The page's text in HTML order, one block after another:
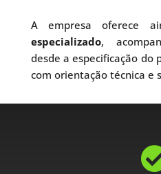
A empresa oferece
especializado,
desde a especificação do
com orientação técnica e